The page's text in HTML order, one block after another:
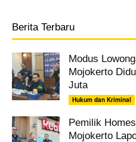
Berita Terbaru
Modus
Mojokerto
Juta
Hukum dan Kriminal
Pemilik
Mojokerto